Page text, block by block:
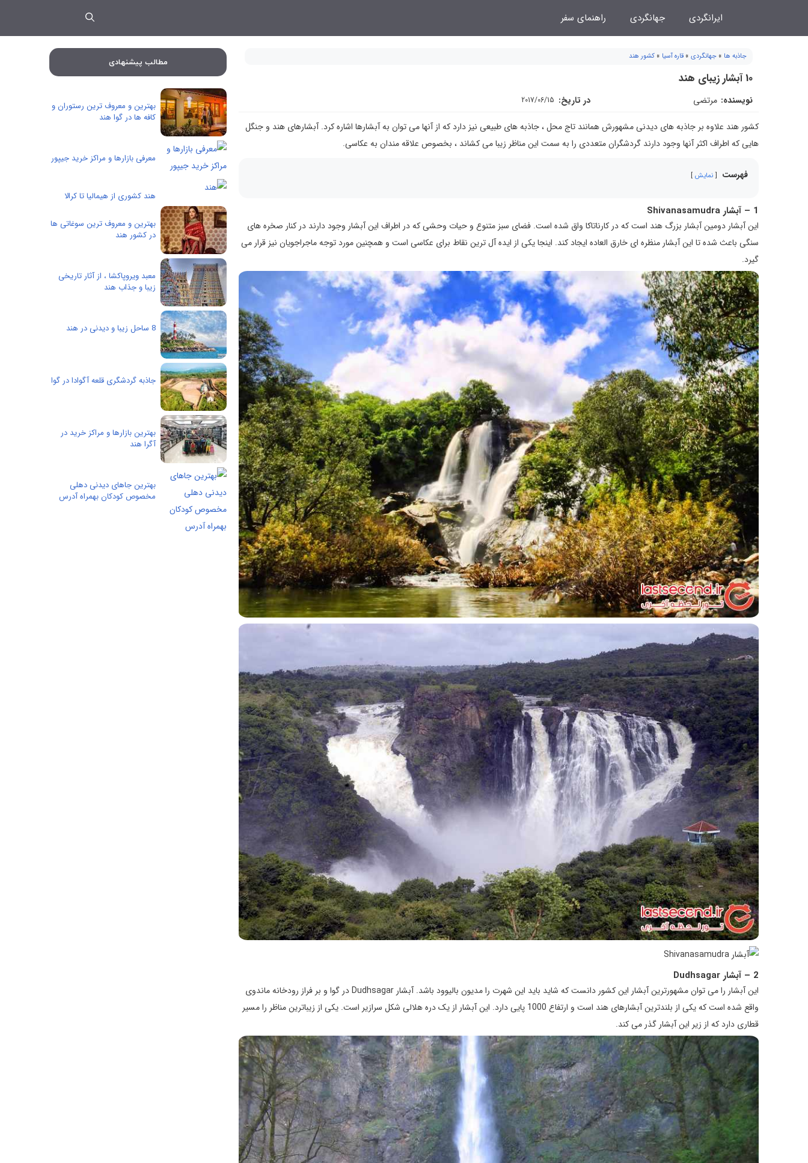
ایرانگردی جهانگردی راهنمای سفر
جاذبه ها » جهانگردی » قاره آسیا » کشور هند
10 آبشار زیبای هند
نویسنده: مرتضی در تاریخ: 2017/06/15
کشور هند علاوه بر جاذبه های دیدنی مشهورش همانند تاج محل ، جاذبه های طبیعی نیز دارد که از آنها می توان به آبشارها اشاره کرد. آبشارهای هند و جنگل
هایی که اطراف اکثر آنها وجود دارند گردشگران متعددی را به سمت این مناظر زیبا می کشاند ، بخصوص علاقه مندان به عکاسی.
فهرست نمایش
1 – آبشار Shivanasamudra
این آبشار دومین آبشار بزرگ هند است که در کارناتاکا واق شده است. فضای سبز متنوع و حیات وحشی که در اطراف این آبشار وجود دارند در کنار صخره های
سنگی باعث شده تا این آبشار منظره ای خارق العاده ایجاد کند. اینجا یکی از ایده آل ترین نقاط برای عکاسی است و همچنین مورد توجه ماجراجویان نیز قرار می
گیرد.
2 – آبشار Dudhsagar
این آبشار را می توان مشهورترین آبشار این کشور دانست که شاید باید این شهرت را مدیون بالیوود باشد. آبشار Dudhsagar در گوا و بر فراز رودخانه ماندوی
واقع شده است که یکی از بلندترین آبشارهای هند است و ارتفاع 1000 پایی دارد. این آبشار از یک دره هلالی شکل سرازیر است. یکی از زیباترین مناظر را مسیر
قطاری دارد که از زیر این آبشار گذر می کند.
مطالب پیشنهادی
بهترین و معروف ترین رستوران و
کافه ها در گوا هند
معرفی بازارها و مراکز خرید جیپور
هند کشوری از هیمالیا تا کرالا
بهترین و معروف ترین سوغاتی ها
در کشور هند
معبد ویروپاکشا ، از آثار تاریخی
زیبا و جذاب هند
8 ساحل زیبا و دیدنی در هند
جاذبه گردشگری قلعه آگوادا در گوا
بهترین بازارها و مراکز خرید در
آگرا هند
بهترین جاهای دیدنی دهلی
مخصوص کودکان بهمراه آدرس